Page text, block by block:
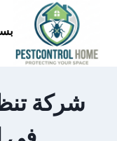
المحتوى
شركة